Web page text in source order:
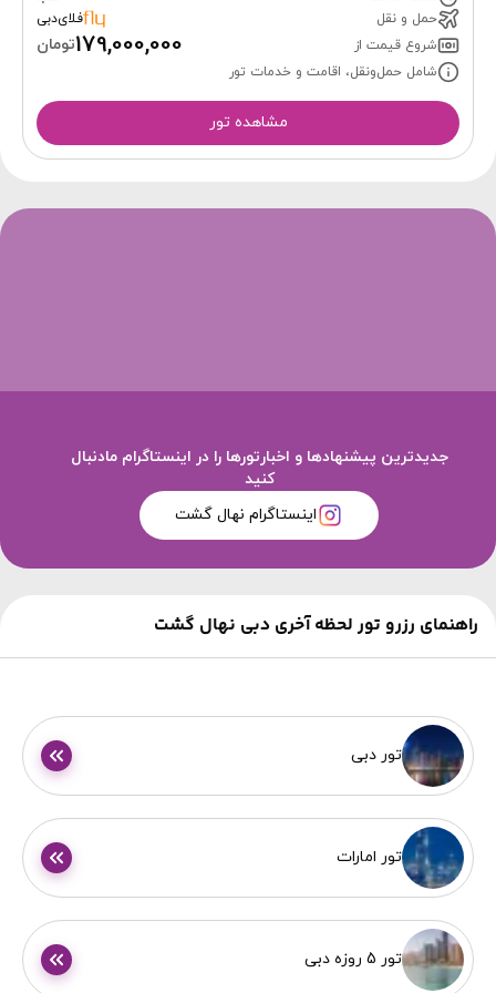
حمل و نقل
فلای‌دبی
شروع قیمت از
179,000,000تومان
شامل حمل‌ونقل، اقامت و خدمات تور
مشاهده تور
جدیدترین پیشنهادها و اخبارتورها را در اینستاگرام مادنبال
کنید
اینستاگرام نهال گشت
راهنمای رزرو تور لحظه آخری دبی نهال گشت
تور دبی
تور امارات
تور 5 روزه دبی